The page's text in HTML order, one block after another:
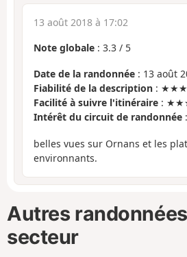
13 août 2018 à 17:02
Note globale : 3.3 / 5
Date de la randonnée : 13 août
Fiabilité de la description :
Facilité à suivre l'itinéraire :
Intérêt du circuit de randonnée
belles vues sur Ornans et les
environnants.
Autres
secteur